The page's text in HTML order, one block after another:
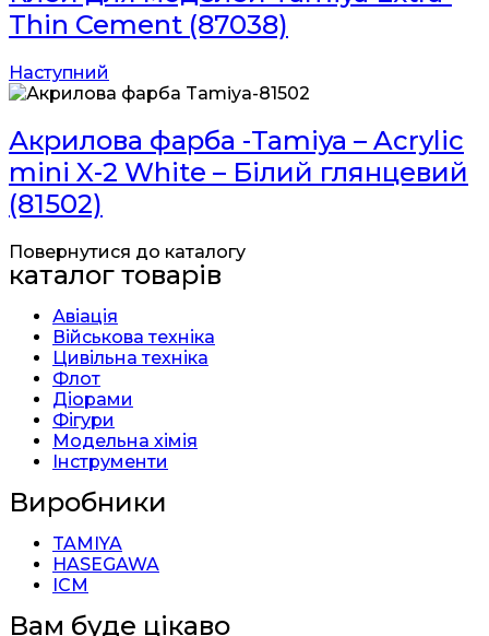
Thin Cement (87038)
Наступний
Акрилова фарба -Tamiya – Acrylic
mini X-2 White – Білий глянцевий
(81502)
Повернутися до каталогу
каталог товарів
Авіація
Військова техніка
Цивільна техніка
Флот
Діорами
Фігури
Модельна хімія
Інструменти
Виробники
TAMIYA
HASEGAWA
ICM
Вам буде цікаво